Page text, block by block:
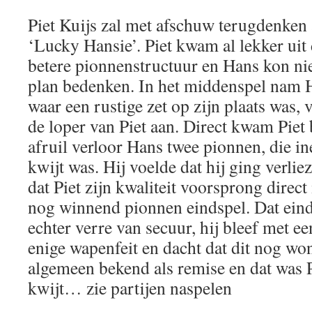
Piet Kuijs zal met afschuw
‘Lucky Hansie’. Piet kwam al lekker
betere pionnenstructuur en Hans kon
plan bedenken. In het middenspel nam
waar een rustige zet op zijn plaats was,
de loper van Piet aan. Direct kwam Piet
afruil verloor Hans twee pionnen, die
kwijt was. Hij voelde dat hij ging
dat Piet zijn kwaliteit voorsprong
nog winnend pionnen eindspel. Dat
echter verre van secuur, hij bleef met
enige wapenfeit en dacht dat dit nog
algemeen bekend als remise en dat
kwijt… zie partijen naspelen